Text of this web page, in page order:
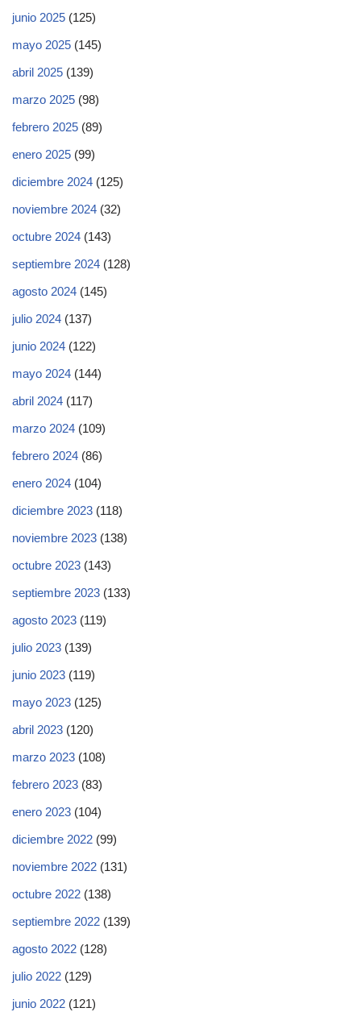
junio 2025 (125)
mayo 2025 (145)
abril 2025 (139)
marzo 2025 (98)
febrero 2025 (89)
enero 2025 (99)
diciembre 2024 (125)
noviembre 2024 (32)
octubre 2024 (143)
septiembre 2024 (128)
agosto 2024 (145)
julio 2024 (137)
junio 2024 (122)
mayo 2024 (144)
abril 2024 (117)
marzo 2024 (109)
febrero 2024 (86)
enero 2024 (104)
diciembre 2023 (118)
noviembre 2023 (138)
octubre 2023 (143)
septiembre 2023 (133)
agosto 2023 (119)
julio 2023 (139)
junio 2023 (119)
mayo 2023 (125)
abril 2023 (120)
marzo 2023 (108)
febrero 2023 (83)
enero 2023 (104)
diciembre 2022 (99)
noviembre 2022 (131)
octubre 2022 (138)
septiembre 2022 (139)
agosto 2022 (128)
julio 2022 (129)
junio 2022 (121)